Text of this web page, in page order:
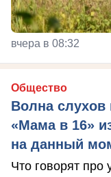
вчера в 08:32
Общество
Волна слухов
«Мама в 16»
на данный
Что говорят про